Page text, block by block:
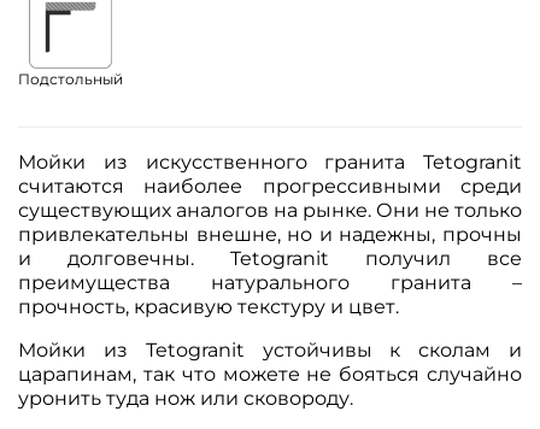
Подстольный
Мойки из искусственного гранита Tetogranit
считаются наиболее прогрессивными среди
существующих аналогов на рынке. Они не только
привлекательны внешне, но и надежны, прочны
и долговечны. Tetogranit получил все
преимущества натурального гранита –
прочность, красивую текстуру и цвет.
Мойки из Tetogranit устойчивы к сколам и
царапинам, так что можете не бояться случайно
уронить туда нож или сковороду.